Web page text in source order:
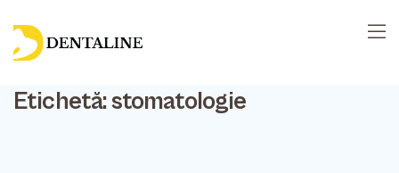
Etichetă:stomatologie